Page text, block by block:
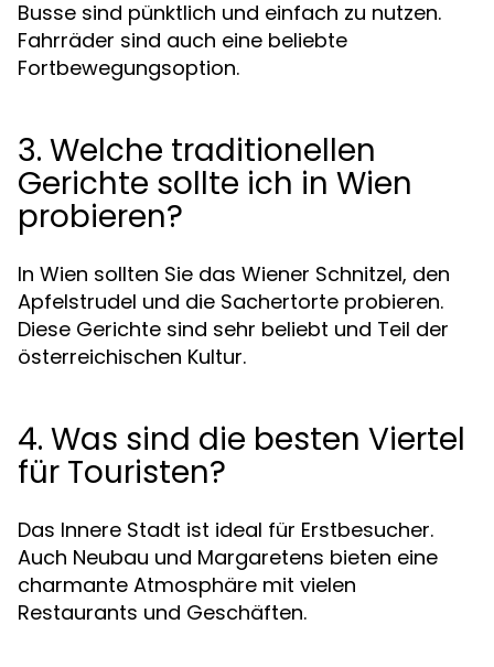
Busse sind pünktlich und einfach zu nutzen.
Fahrräder sind auch eine beliebte
Fortbewegungsoption.
3. Welche traditionellen
Gerichte sollte ich in Wien
probieren?
In Wien sollten Sie das Wiener Schnitzel, den
Apfelstrudel und die Sachertorte probieren.
Diese Gerichte sind sehr beliebt und Teil der
österreichischen Kultur.
4. Was sind die besten Viertel
für Touristen?
Das Innere Stadt ist ideal für Erstbesucher.
Auch Neubau und Margaretens bieten eine
charmante Atmosphäre mit vielen
Restaurants und Geschäften.